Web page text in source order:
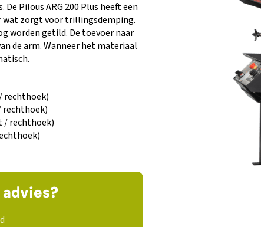
Pilous ARG 200 Plus heeft een
wat zorgt voor trillingsdemping.
worden getild. De toevoer naar
de arm. Wanneer het materiaal
rechthoek)
rechthoek)
/ rechthoek)